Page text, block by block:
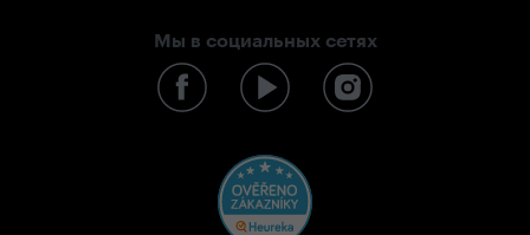
Мы в социальных сетях